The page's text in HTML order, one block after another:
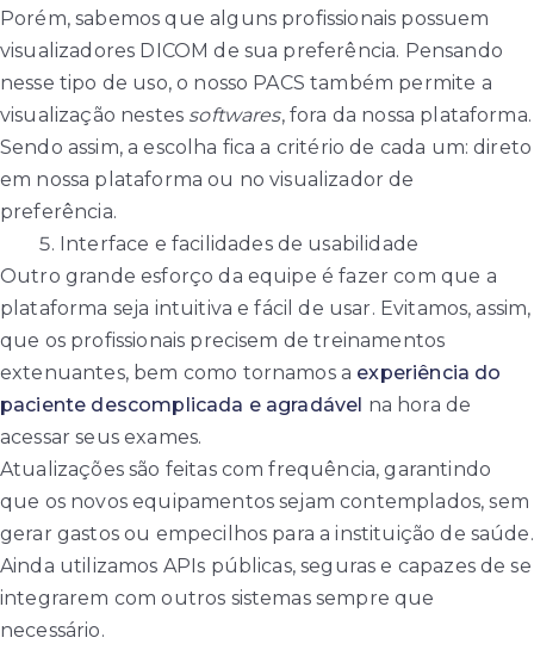
Porém, sabemos que alguns profissionais possuem
visualizadores DICOM de sua preferência. Pensando
nesse tipo de uso, o nosso PACS também permite a
visualização nestes softwares, fora da nossa plataforma.
Sendo assim, a escolha fica a critério de cada um: direto
em nossa plataforma ou no visualizador de
preferência.
Interface e facilidades de usabilidade
Outro grande esforço da equipe é fazer com que a
plataforma seja intuitiva e fácil de usar. Evitamos, assim,
que os profissionais precisem de treinamentos
extenuantes, bem como tornamos a experiência do
paciente descomplicada e agradável na hora de
acessar seus exames.
Atualizações são feitas com frequência, garantindo
que os novos equipamentos sejam contemplados, sem
gerar gastos ou empecilhos para a instituição de saúde.
Ainda utilizamos APIs públicas, seguras e capazes de se
integrarem com outros sistemas sempre que
necessário.